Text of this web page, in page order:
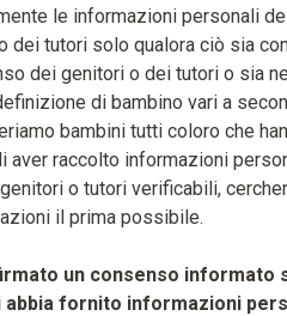
le informazioni personali
dei tutori solo qualora ciò sia
dei genitori o dei tutori o sia
di bambino vari a
bambini tutti coloro che
aver raccolto informazioni
o tutori verificabili,
il prima possibile.
un consenso informato
fornito informazioni